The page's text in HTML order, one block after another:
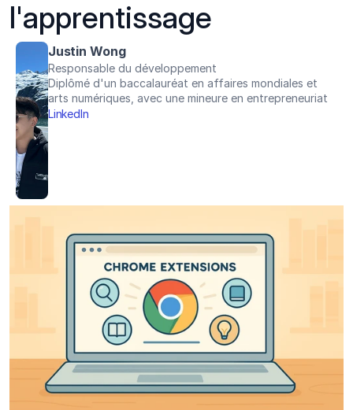
l'apprentissage
Justin Wong
Responsable du développement
Diplômé d'un baccalauréat en affaires mondiales et
arts numériques, avec une mineure en entrepreneuriat
LinkedIn